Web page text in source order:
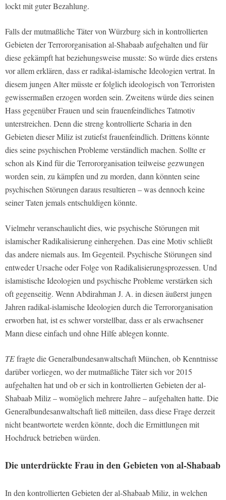
lockt mit guter Bezahlung.
Falls der mutmaßliche Täter von Würzburg sich in kontrollierten
Gebieten der Terrororganisation al-Shabaab aufgehalten und für
diese gekämpft hat beziehungsweise musste: So würde dies erstens
vor allem erklären, dass er radikal-islamische Ideologien vertrat. In
diesem jungen Alter müsste er folglich ideologisch von Terroristen
gewissermaßen erzogen worden sein. Zweitens würde dies seinen
Hass gegenüber Frauen und sein frauenfeindliches Tatmotiv
unterstreichen. Denn die streng kontrollierte Scharia in den
Gebieten dieser Miliz ist zutiefst frauenfeindlich. Drittens könnte
dies seine psychischen Probleme verständlich machen. Sollte er
schon als Kind für die Terrororganisation teilweise gezwungen
worden sein, zu kämpfen und zu morden, dann könnten seine
psychischen Störungen daraus resultieren – was dennoch keine
seiner Taten jemals entschuldigen könnte.
Vielmehr veranschaulicht dies, wie psychische Störungen mit
islamischer Radikalisierung einhergehen. Das eine Motiv schließt
das andere niemals aus. Im Gegenteil. Psychische Störungen sind
entweder Ursache oder Folge von Radikalisierungsprozessen. Und
islamistische Ideologien und psychische Probleme verstärken sich
oft gegenseitig. Wenn Abdirahman J. A. in diesen äußerst jungen
Jahren radikal-islamische Ideologien durch die Terrororganisation
erworben hat, ist es schwer vorstellbar, dass er als erwachsener
Mann diese einfach und ohne Hilfe ablegen konnte.
TEfragte die Generalbundesanwaltschaft München, ob Kenntnisse
darüber vorliegen, wo der mutmaßliche Täter sich vor 2015
aufgehalten hat und ob er sich in kontrollierten Gebieten der al-
Shabaab Miliz – womöglich mehrere Jahre – aufgehalten hatte. Die
Generalbundesanwaltschaft ließ mitteilen, dass diese Frage derzeit
nicht beantwortete werden könnte, doch die Ermittlungen mit
Hochdruck betrieben würden.
Die unterdrückte Frau in den Gebieten von al-Shabaab
In den kontrollierten Gebieten der al-Shabaab Miliz, in welchen